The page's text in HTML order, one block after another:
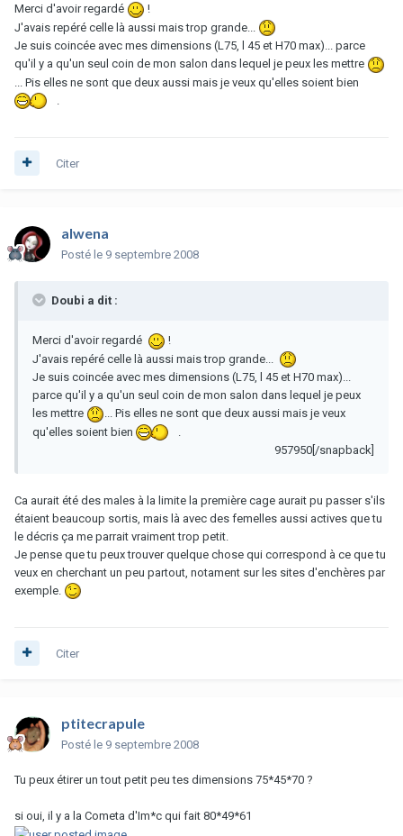
Merci d'avoir regardé
!
J'avais repéré celle là aussi mais trop grande...
Je suis coincée avec mes dimensions (L75, l 45 et H70 max)... parce
qu'il y a qu'un seul coin de mon salon dans lequel je peux les mettre
... Pis elles ne sont que deux aussi mais je veux qu'elles soient bien
Citer
alwena
Posté le 9 septembre 2008
Doubi a dit :
Merci d'avoir regardé
!
J'avais repéré celle là aussi mais trop grande...
Je suis coincée avec mes dimensions (L75, l 45 et H70 max)...
parce qu'il y a qu'un seul coin de mon salon dans lequel je peux
les mettre
... Pis elles ne sont que deux aussi mais je veux
qu'elles soient bien
957950[/snapback]
Ca aurait été des males à la limite la première cage aurait pu passer s'ils
étaient beaucoup sortis, mais là avec des femelles aussi actives que tu
le décris ça me parrait vraiment trop petit.
Je pense que tu peux trouver quelque chose qui correspond à ce que tu
veux en cherchant un peu partout, notament sur les sites d'enchères par
exemple.
Citer
ptitecrapule
Posté le 9 septembre 2008
Tu peux étirer un tout petit peu tes dimensions 75*45*70 ?
si oui, il y a la Cometa d'Im*c qui fait 80*49*61